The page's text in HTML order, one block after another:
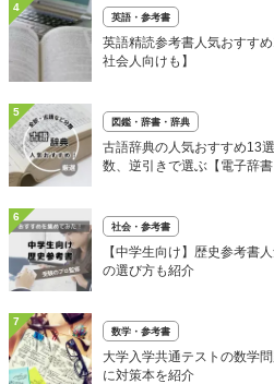
4
英語・参考書
英語精読参考書人気おすす
社会人向けも】
5
図鑑・辞書・辞典
古語辞典の人気おすすめ13
数、逆引きで選ぶ【電子辞書
6
社会・参考書
【中学生向け】歴史参考書
の選び方も紹介
7
数学・参考書
大学入学共通テストの数学
に対策本を紹介